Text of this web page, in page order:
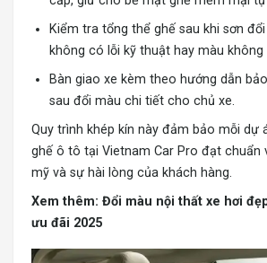
Kiểm tra tổng thể ghế sau khi sơn
không có lỗi kỹ thuật hay màu không
Bàn giao xe kèm theo hướng dẫn
sau đổi màu chi tiết cho chủ xe.
Quy trình khép kín này đảm bảo mỗi dự
ghế ô tô tại Vietnam Car Pro đạt chuẩn
mỹ và sự hài lòng của khách hàng.
Xem thêm: Đổi màu nội thất xe hơi
ưu đãi 2025